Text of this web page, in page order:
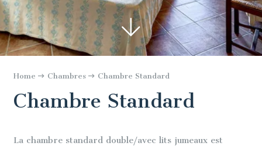
Home Chambres Chambre Standard
Chambre Standard
La chambre standard double/avec lits jumeaux est